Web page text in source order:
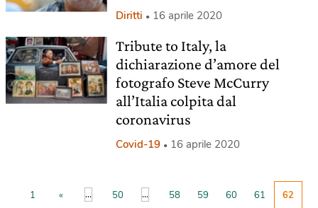
Diritti 16 aprile 2020
Tribute to Italy, la
dichiarazione d’amore del
fotografo Steve McCurry
all’Italia colpita dal
coronavirus
Covid-19 16 aprile 2020
1 « ... 50 ... 58 59 60 61 62